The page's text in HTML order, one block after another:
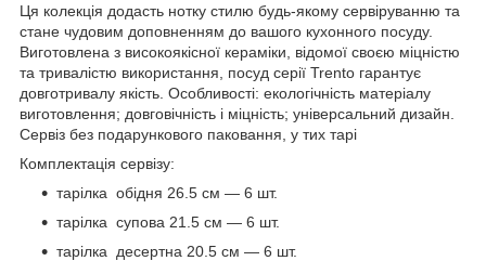
Ця колекція додасть нотку стилю будь-якому сервіруванню та
стане чудовим доповненням до вашого кухонного посуду.
Виготовлена з високоякісної кераміки, відомої своєю міцністю
та тривалістю використання, посуд серії Trento гарантує
довготривалу якість. Особливості: екологічність матеріалу
виготовлення; довговічність і міцність; універсальний дизайн.
Сервіз без подарункового паковання, у тих тарі
Комплектація сервізу:
тарілка обідня 26.5 см — 6 шт.
тарілка супова 21.5 см — 6 шт.
тарілка десертна 20.5 см — 6 шт.